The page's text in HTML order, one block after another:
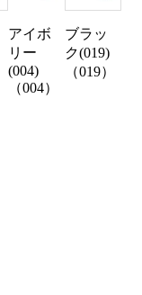
アイボ
リー
(004)
（004）
ブラッ
ク(019)
（019）